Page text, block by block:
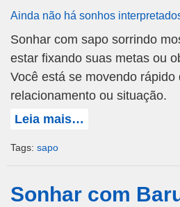
Ainda não há sonhos
Sonhar com sapo sorrindo
estar fixando suas metas ou
Você está se movendo rápido
relacionamento ou situação.
Leia mais…
Tags: sapo
Sonhar com